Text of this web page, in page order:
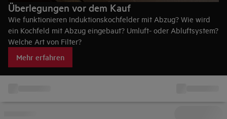
Überlegungen vor dem Kauf
Wie funktionieren Induktionskochfelder mit Abzug? Wie wird
ein Kochfeld mit Abzug eingebaut? Umluft- oder Abluftsystem?
Welche Art von Filter?
Erfahre alles, was du wissen musst, um das passende
Induktionskochfeld mit Abzug für deine Küche zu finden.
Mehr erfahren